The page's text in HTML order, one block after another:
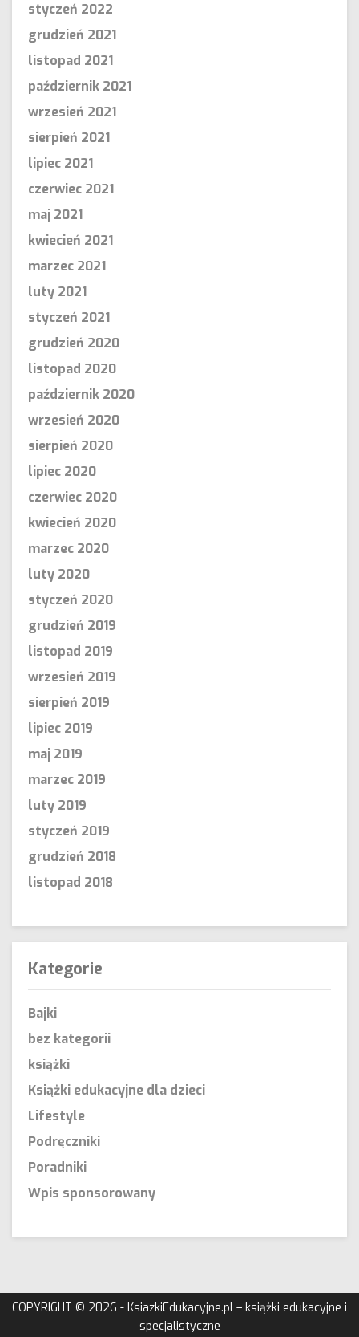
styczeń 2022
grudzień 2021
listopad 2021
październik 2021
wrzesień 2021
sierpień 2021
lipiec 2021
czerwiec 2021
maj 2021
kwiecień 2021
marzec 2021
luty 2021
styczeń 2021
grudzień 2020
listopad 2020
październik 2020
wrzesień 2020
sierpień 2020
lipiec 2020
czerwiec 2020
kwiecień 2020
marzec 2020
luty 2020
styczeń 2020
grudzień 2019
listopad 2019
wrzesień 2019
sierpień 2019
lipiec 2019
maj 2019
marzec 2019
luty 2019
styczeń 2019
grudzień 2018
listopad 2018
Kategorie
Bajki
bez kategorii
książki
Książki edukacyjne dla dzieci
Lifestyle
Podręczniki
Poradniki
Wpis sponsorowany
COPYRIGHT © 2026 - KsiazkiEdukacyjne.pl – książki edukacyjne i
specjalistyczne